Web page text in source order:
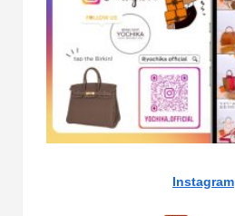
Instagram